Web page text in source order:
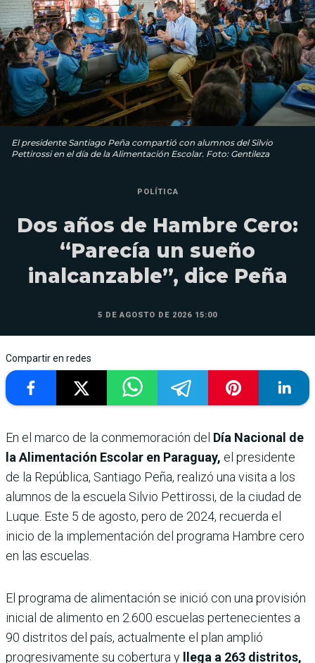
El presidente Santiago Peña compartió con alumnos del Silvio
Pettirossi en el día de la Alimentación Escolar. Foto: Gentileza
POLÍTICA
Dos años de Hambre Cero:
“Parecía un sueño
inalcanzable”, dice Peña
5 DE AGOSTO DE 2026 15:00
Compartir en redes
En el marco de la conmemoración del Día Nacional de
la Alimentación Escolar en Paraguay, el presidente
de la República, Santiago Peña, realizó una visita a los
alumnos de la escuela Silvio Pettirossi, de la ciudad de
Luque. Este 5 de agosto, pero de 2024, recuerda el
inicio de la implementación del programa Hambre cero
en las escuelas.
El programa de alimentación se inició con una provisión
inicial de alimento en 2.600 escuelas pertenecientes a
90 distritos del país, actualmente el plan amplió
progresivamente su cobertura y
llega a 263 distritos,